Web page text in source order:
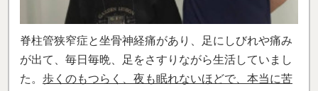
脊柱管狭窄症と坐骨神経痛があり、足にしびれや痛み
が出て、毎日毎晩、足をさすりながら生活していまし
た。 歩くのもつらく、夜も眠れないほどで、本当に苦